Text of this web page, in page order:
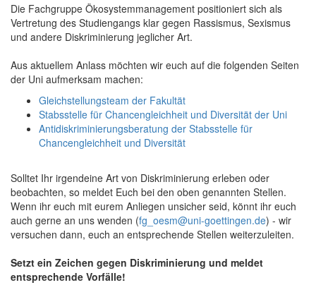
Die Fachgruppe Ökosystemmanagement positioniert sich als
Vertretung des Studiengangs klar gegen Rassismus, Sexismus
und andere Diskriminierung jeglicher Art.
Aus aktuellem Anlass möchten wir euch auf die folgenden Seiten
der Uni aufmerksam machen:
Gleichstellungsteam der Fakultät
Stabsstelle für Chancengleichheit und Diversität der Uni
Antidiskriminierungsberatung der Stabsstelle für
Chancengleichheit und Diversität
Solltet Ihr irgendeine Art von Diskriminierung erleben oder
beobachten, so meldet Euch bei den oben genannten Stellen.
Wenn ihr euch mit eurem Anliegen unsicher seid, könnt ihr euch
auch gerne an uns wenden (fg_oesm@uni-goettingen.de) - wir
versuchen dann, euch an entsprechende Stellen weiterzuleiten.
Setzt ein Zeichen gegen Diskriminierung und meldet
entsprechende Vorfälle!